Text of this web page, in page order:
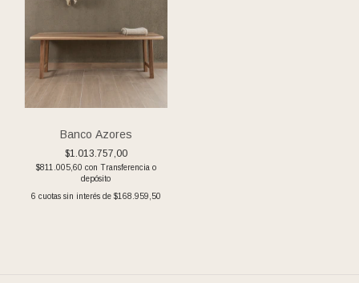
Banco Azores
$1.013.757,00
$811.005,60 con
Transferencia o
depósito
6 cuotas sin interés de $168.959,50